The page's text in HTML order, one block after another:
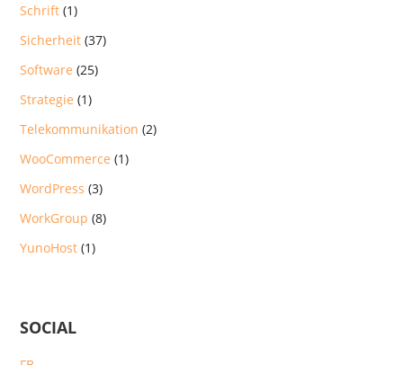
Schrift (1)
Sicherheit (37)
Software (25)
Strategie (1)
Telekommunikation (2)
WooCommerce (1)
WordPress (3)
WorkGroup (8)
YunoHost (1)
SOCIAL